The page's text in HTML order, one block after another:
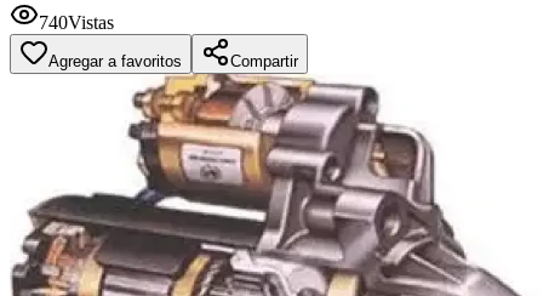
740Vistas
Agregar a favoritos Compartir